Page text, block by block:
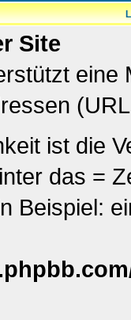
Site
ist die
das =
Beispiel: